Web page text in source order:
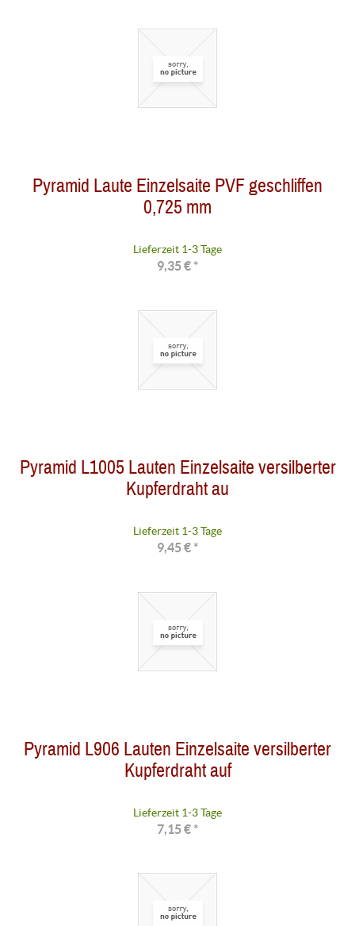
Pyramid Laute Einzelsaite PVF geschliffen
0,725 mm
Lieferzeit 1-3 Tage
9,35 € *
Pyramid L1005 Lauten Einzelsaite versilberter
Kupferdraht au
Lieferzeit 1-3 Tage
9,45 € *
Pyramid L906 Lauten Einzelsaite versilberter
Kupferdraht auf
Lieferzeit 1-3 Tage
7,15 € *